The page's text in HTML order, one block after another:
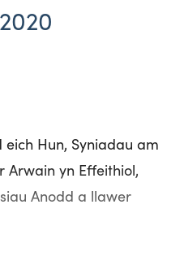
eich Hun, Syniadau am
Arwain yn Effeithiol,
Anodd a llawer